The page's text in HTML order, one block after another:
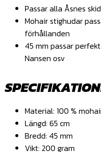
Passar alla Åsnes
Mohair stighudar
förhållanden
45 mm passar
Nansen osv
Material: 100 %
Längd: 65 cm
Bredd: 45 mm
Vikt: 200 gram